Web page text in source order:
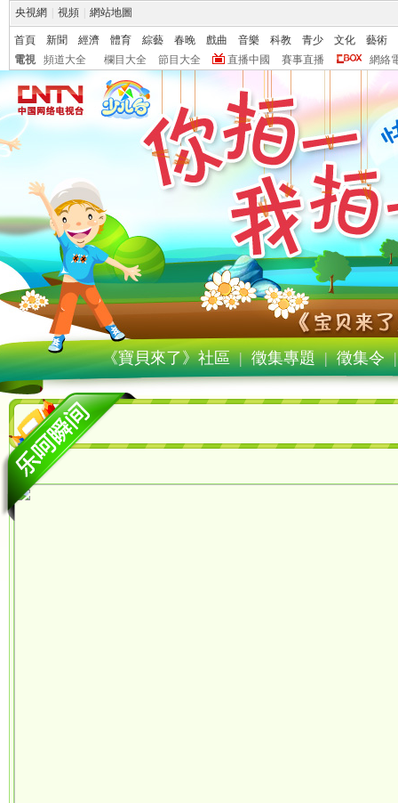
央視網 視頻 網站地圖
首頁 新聞 經濟 體育 綜藝 春晚 戲曲 音樂 科教 青少 文化
藝術
電視
頻道大全 欄目大全 節目大全 直播中國 賽事直播 網絡
《寶貝來了》社區 | 徵集專題 | 徵集令